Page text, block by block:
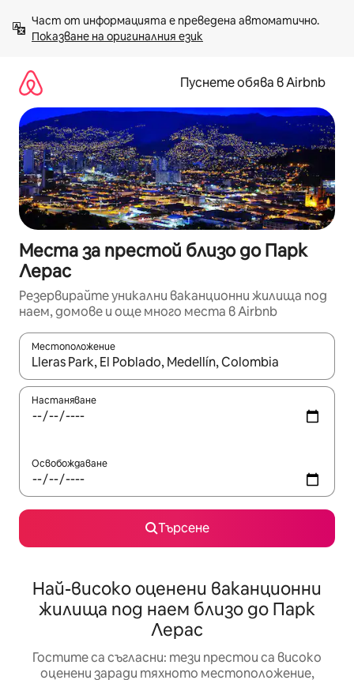
към
съдържанието
Показване на оригиналния език
Пуснете обява в Airbnb
Места за престой близо до Парк
Лерас
Резервирайте уникални ваканционни жилища под
наем, домове и още много места в Airbnb
Местоположение
Когато резултатите се покажат, използвайте
Настаняване
Освобождаване
Търсене
Най-високо оценени ваканционни
жилища под наем близо до Парк
Лерас
Гостите са съгласни: тези престои са високо
оценени заради тяхното местоположение,